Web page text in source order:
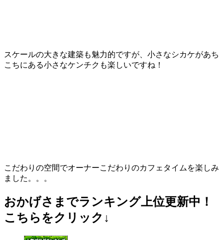
スケールの大きな建築も魅力的ですが、小さなシカケがあち
こちにある小さなケンチクも楽しいですね！
こだわりの空間でオーナーこだわりのカフェタイムを楽しみ
ました。。。
おかげさまでランキング上位更新中！
こちらをクリック↓